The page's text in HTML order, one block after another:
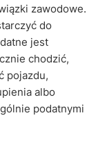
zawodowe.
do
jest
chodzić,
pojazdu,
albo
podatnymi